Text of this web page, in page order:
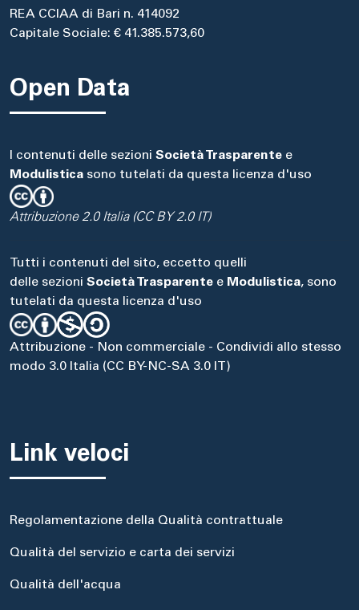
REA CCIAA di Bari n. 414092
Capitale Sociale: € 41.385.573,60
Open Data
I contenuti delle sezioni Società Trasparente e
Modulistica sono tutelati da questa licenza d'uso
Attribuzione 2.0 Italia (CC BY 2.0 IT)
Tutti i contenuti del sito, eccetto quelli
delle sezioni Società Trasparente e Modulistica, sono
tutelati da questa licenza d'uso
Attribuzione - Non commerciale - Condividi allo stesso
modo 3.0 Italia (CC BY-NC-SA 3.0 IT)
Link veloci
Regolamentazione della Qualità contrattuale
Qualità del servizio e carta dei servizi
Qualità dell'acqua